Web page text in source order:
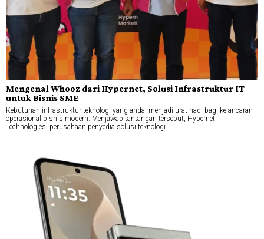
Mengenal Whooz dari Hypernet, Solusi Infrastruktur IT
untuk Bisnis SME
Kebutuhan infrastruktur teknologi yang andal menjadi urat nadi bagi kelancaran
operasional bisnis modern. Menjawab tantangan tersebut, Hypernet
Technologies, perusahaan penyedia solusi teknologi